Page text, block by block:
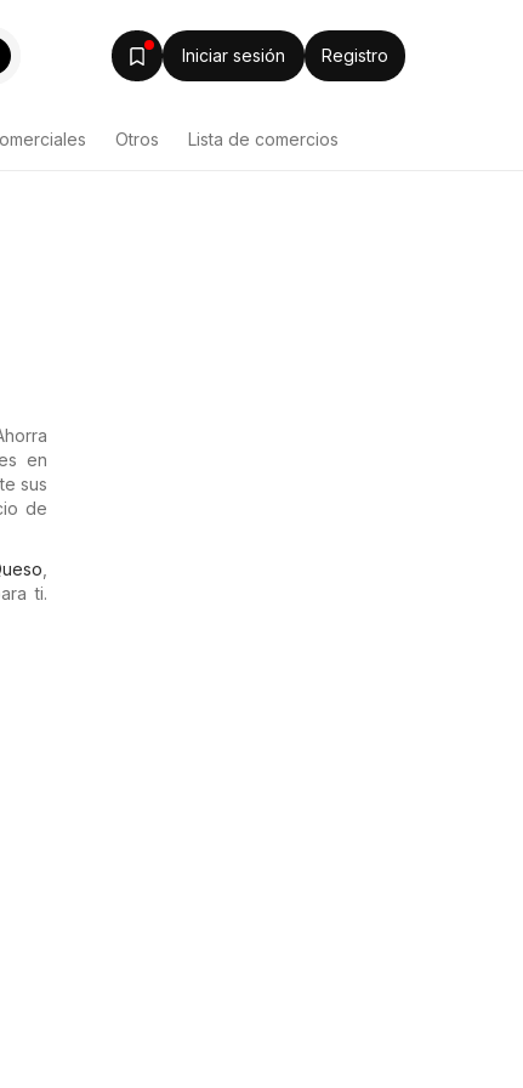
Iniciar sesión Registro
Otros Lista de comercios
en
sus
de
ti.